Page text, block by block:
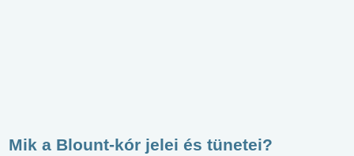
Mik a Blount-kór jelei és tünetei?